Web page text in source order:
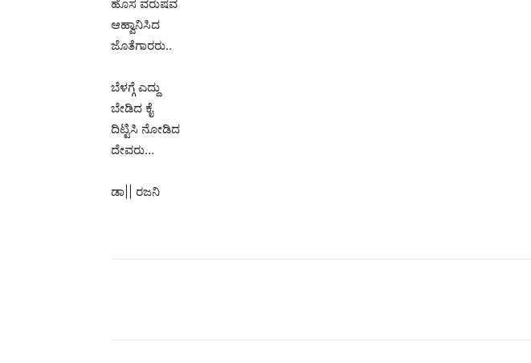
ಹೊಸ ವರುಷವ
ಆಹ್ವಾನಿಸಿದ
ಜೊತೆಗಾರರು..
ಬೆಳಗ್ಗೆ ಎದ್ದು
ಬೇಡಿದ ಕೈ
ದಿಟ್ಟಿಸಿ ನೋಡಿದ
ದೇವರು…
ಡಾ|| ರಜನಿ